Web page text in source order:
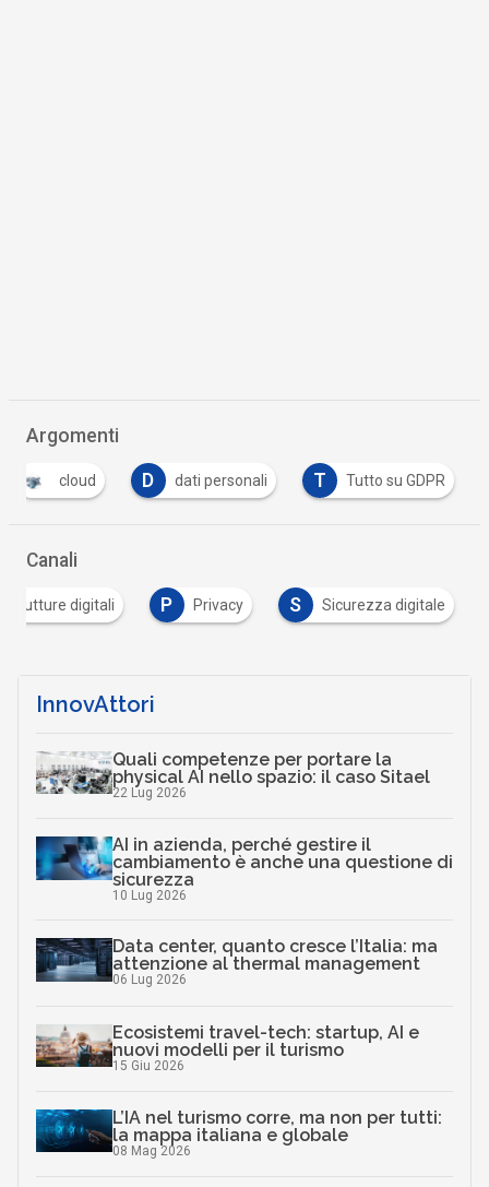
Argomenti
cloud D dati personali T Tutto su GDPR
Canali
digitali P Privacy S Sicurezza digitale
InnovAttori
Quali competenze per portare la
physical AI nello spazio: il caso Sitael
22 Lug 2026
AI in azienda, perché gestire il
cambiamento è anche una questione di
sicurezza
10 Lug 2026
Data center, quanto cresce l’Italia: ma
attenzione al thermal management
06 Lug 2026
Ecosistemi travel-tech: startup, AI e
nuovi modelli per il turismo
15 Giu 2026
L’IA nel turismo corre, ma non per tutti:
la mappa italiana e globale
08 Mag 2026